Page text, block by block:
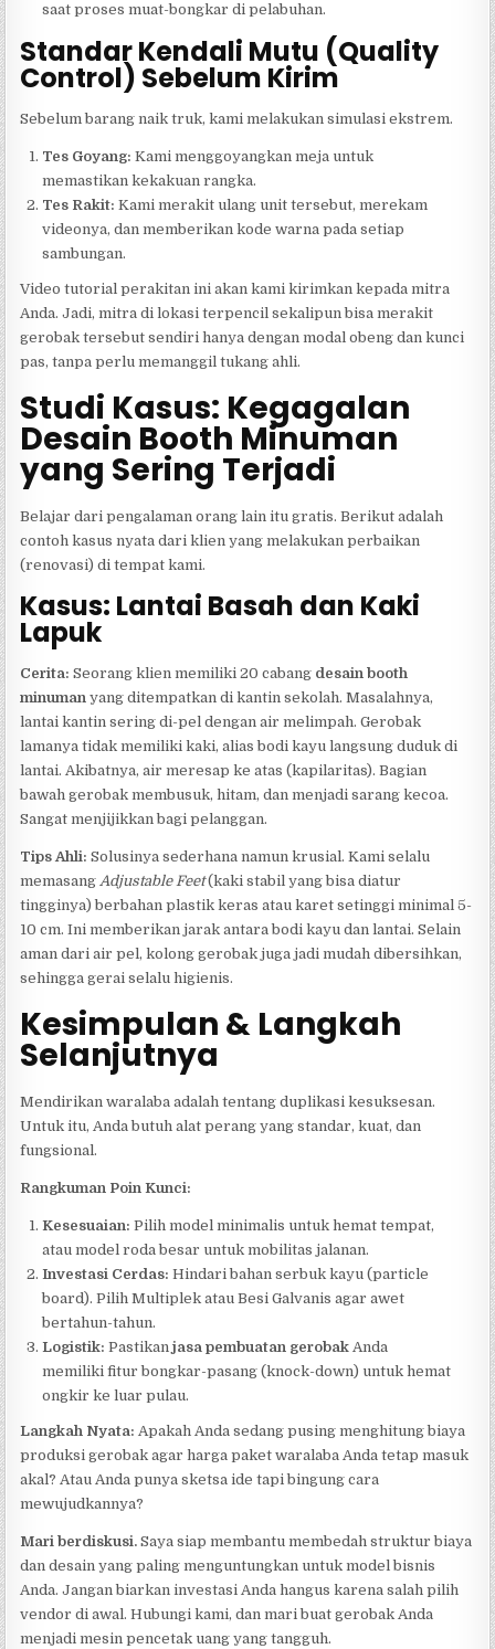
saat proses muat-bongkar di pelabuhan.
Standar Kendali Mutu (Quality
Control) Sebelum Kirim
Sebelum barang naik truk, kami melakukan simulasi ekstrem.
Tes Goyang: Kami menggoyangkan meja untuk
memastikan kekakuan rangka.
Tes Rakit: Kami merakit ulang unit tersebut, merekam
videonya, dan memberikan kode warna pada setiap
sambungan.
Video tutorial perakitan ini akan kami kirimkan kepada mitra
Anda. Jadi, mitra di lokasi terpencil sekalipun bisa merakit
gerobak tersebut sendiri hanya dengan modal obeng dan kunci
pas, tanpa perlu memanggil tukang ahli.
Studi Kasus: Kegagalan
Desain Booth Minuman
yang Sering Terjadi
Belajar dari pengalaman orang lain itu gratis. Berikut adalah
contoh kasus nyata dari klien yang melakukan perbaikan
(renovasi) di tempat kami.
Kasus: Lantai Basah dan Kaki
Lapuk
Cerita: Seorang klien memiliki 20 cabang desain booth
minuman yang ditempatkan di kantin sekolah. Masalahnya,
lantai kantin sering di-pel dengan air melimpah. Gerobak
lamanya tidak memiliki kaki, alias bodi kayu langsung duduk di
lantai. Akibatnya, air meresap ke atas (kapilaritas). Bagian
bawah gerobak membusuk, hitam, dan menjadi sarang kecoa.
Sangat menjijikkan bagi pelanggan.
Tips Ahli: Solusinya sederhana namun krusial. Kami selalu
memasangAdjustable Feet(kaki stabil yang bisa diatur
tingginya) berbahan plastik keras atau karet setinggi minimal 5-
10 cm. Ini memberikan jarak antara bodi kayu dan lantai. Selain
aman dari air pel, kolong gerobak juga jadi mudah dibersihkan,
sehingga gerai selalu higienis.
Kesimpulan & Langkah
Selanjutnya
Mendirikan waralaba adalah tentang duplikasi kesuksesan.
Untuk itu, Anda butuh alat perang yang standar, kuat, dan
fungsional.
Rangkuman Poin Kunci:
Kesesuaian: Pilih model minimalis untuk hemat tempat,
atau model roda besar untuk mobilitas jalanan.
Investasi Cerdas: Hindari bahan serbuk kayu (particle
board). Pilih Multiplek atau Besi Galvanis agar awet
bertahun-tahun.
Logistik: Pastikanjasa pembuatan gerobak Anda
memiliki fitur bongkar-pasang (knock-down) untuk hemat
ongkir ke luar pulau.
Langkah Nyata: Apakah Anda sedang pusing menghitung biaya
produksi gerobak agar harga paket waralaba Anda tetap masuk
akal? Atau Anda punya sketsa ide tapi bingung cara
mewujudkannya?
Mari berdiskusi. Saya siap membantu membedah struktur biaya
dan desain yang paling menguntungkan untuk model bisnis
Anda. Jangan biarkan investasi Anda hangus karena salah pilih
vendor di awal. Hubungi kami, dan mari buat gerobak Anda
menjadi mesin pencetak uang yang tangguh.